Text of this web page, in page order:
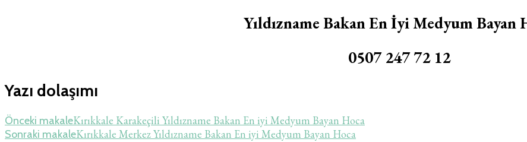
Yıldızname Bakan En İyi Medyum Bayan
0507 247 72 12
Yazı dolaşımı
Önceki makaleKırıkkale Karakeçili Yıldızname Bakan En iyi Medyum Bayan Hoca
Sonraki makaleKırıkkale Merkez Yıldızname Bakan En iyi Medyum Bayan Hoca